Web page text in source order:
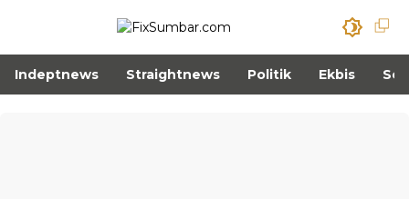
Indeptnews Straightnews Politik Ekbis